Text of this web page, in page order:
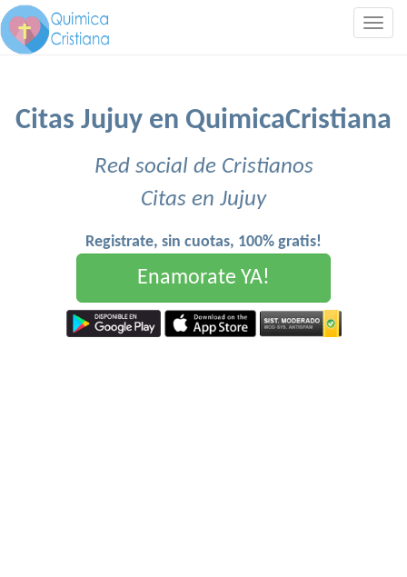
Citas Jujuy en QuimicaCristiana
Red social de Cristianos
Citas en Jujuy
Registrate, sin cuotas, 100% gratis!
Enamorate YA!